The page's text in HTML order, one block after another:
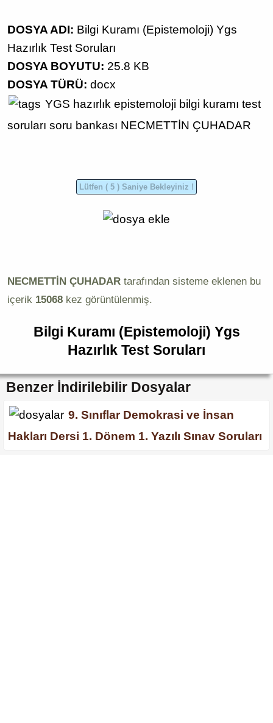
DOSYA ADI: Bilgi Kuramı (Epistemoloji) Ygs
Hazırlık Test Soruları
DOSYA BOYUTU: 25.8 KB
DOSYA TÜRÜ: docx
YGS hazırlık epistemoloji bilgi kuramı test
soruları soru bankası NECMETTİN ÇUHADAR
NECMETTİN ÇUHADAR tarafından sisteme eklenen bu
içerik 15068 kez görüntülenmiş.
Bilgi Kuramı (Epistemoloji) Ygs
Hazırlık Test Soruları
Benzer İndirilebilir Dosyalar
9. Sınıflar Demokrasi ve İnsan
Hakları Dersi 1. Dönem 1. Yazılı Sınav Soruları